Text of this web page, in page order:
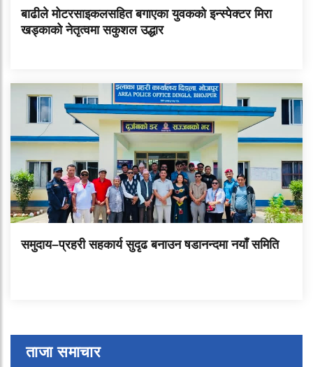
बाढीले मोटरसाइकलसहित बगाएका युवकको इन्स्पेक्टर मिरा
खड्काको नेतृत्वमा सकुशल उद्धार
समुदाय–प्रहरी सहकार्य सुदृढ बनाउन षडानन्दमा नयाँ समिति
ताजा समाचार